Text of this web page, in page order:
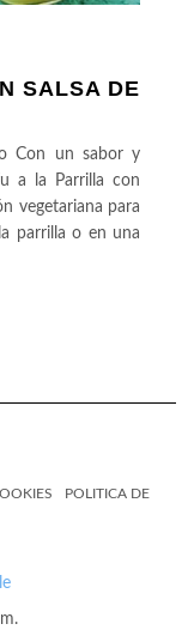
SALSA DE
Con un sabor y
a la Parrilla con
vegetariana para
parrilla o en una
POLITICA DE